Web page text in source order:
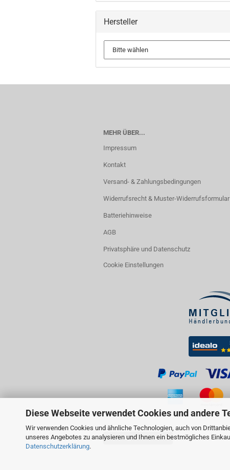
Diese Webseite verwendet Cookies und andere
Wir verwenden Cookies und ähnliche Technologien, auch von
unseres Angebotes zu analysieren und Ihnen ein bestmögliches
Datenschutzerklärung.
Hersteller
MEHR ÜBER...
Impressum
Kontakt
Versand- & Zahlungsbedingungen
Widerrufsrecht & Muster-Widerrufsformular
Batteriehinweise
AGB
Privatsphäre und Datenschutz
Cookie Einstellungen
Vertrag widerrufen